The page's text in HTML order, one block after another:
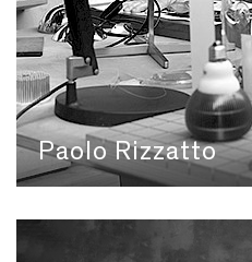
Paolo Rizzatto